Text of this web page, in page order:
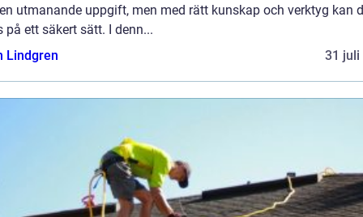
utmanande uppgift, men med rätt kunskap och verktyg kan
på ett säkert sätt. I denn...
Lindgren
31 juli